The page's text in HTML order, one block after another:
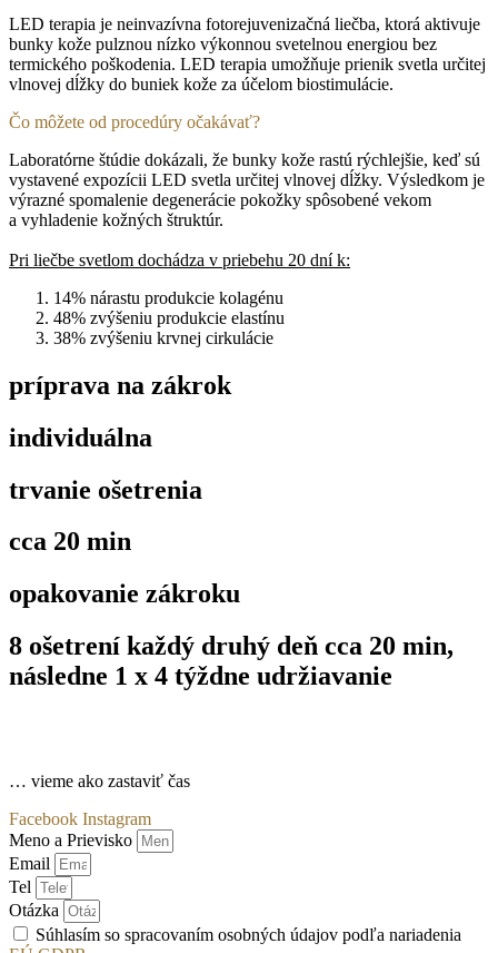
LED terapia je neinvazívna fotorejuvenizačná liečba, ktorá aktivuje
bunky kože pulznou nízko výkonnou svetelnou energiou bez
termického poškodenia. LED terapia umožňuje prienik svetla určitej
vlnovej dĺžky do buniek kože za účelom biostimulácie.
Čo môžete od procedúry očakávať?
Laboratórne štúdie dokázali, že bunky kože rastú rýchlejšie, keď sú
vystavené expozícii LED svetla určitej vlnovej dĺžky. Výsledkom je
výrazné spomalenie degenerácie pokožky spôsobené vekom
a vyhladenie kožných štruktúr.
Pri liečbe svetlom dochádza v priebehu 20 dní k:
14% nárastu produkcie kolagénu
48% zvýšeniu produkcie elastínu
38% zvýšeniu krvnej cirkulácie
príprava na zákrok
individuálna
trvanie ošetrenia
cca 20 min
opakovanie zákroku
8 ošetrení každý druhý deň cca 20 min,
následne 1 x 4 týždne udržiavanie
… vieme ako zastaviť čas
Facebook Instagram
Meno a Prievisko
Email
Tel
Otázka
Súhlasím so spracovaním osobných údajov podľa nariadenia